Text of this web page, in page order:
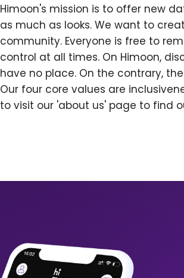
Himoon's mission is to offer new
as much as looks. We want to
community. Everyone is free to
control at all times. On Himoon,
have no place. On the contrary,
Our four core values are
to visit our 'about us' page to find